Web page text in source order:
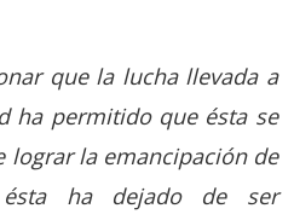
que la lucha llevada a
ha permitido que ésta se
lograr la emancipación de
ha dejado de ser